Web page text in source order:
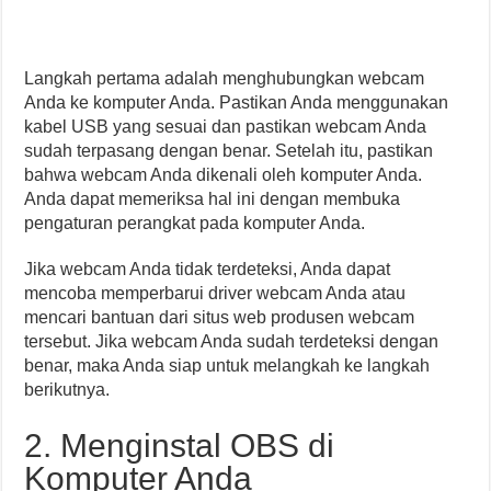
Langkah pertama adalah menghubungkan webcam
Anda ke komputer Anda. Pastikan Anda menggunakan
kabel USB yang sesuai dan pastikan webcam Anda
sudah terpasang dengan benar. Setelah itu, pastikan
bahwa webcam Anda dikenali oleh komputer Anda.
Anda dapat memeriksa hal ini dengan membuka
pengaturan perangkat pada komputer Anda.
Jika webcam Anda tidak terdeteksi, Anda dapat
mencoba memperbarui driver webcam Anda atau
mencari bantuan dari situs web produsen webcam
tersebut. Jika webcam Anda sudah terdeteksi dengan
benar, maka Anda siap untuk melangkah ke langkah
berikutnya.
2. Menginstal OBS di
Komputer Anda